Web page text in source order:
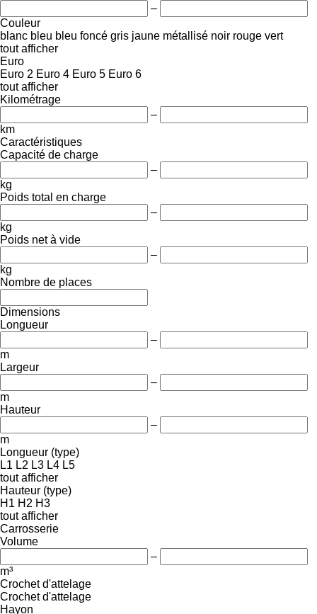
–
Couleur
blanc bleu bleu foncé gris jaune métallisé noir rouge vert
tout afficher
Euro
Euro 2 Euro 4 Euro 5 Euro 6
tout afficher
Kilométrage
–
km
Caractéristiques
Capacité de charge
–
kg
Poids total en charge
–
kg
Poids net à vide
–
kg
Nombre de places
Dimensions
Longueur
–
m
Largeur
–
m
Hauteur
–
m
Longueur (type)
L1 L2 L3 L4 L5
tout afficher
Hauteur (type)
H1 H2 H3
tout afficher
Carrosserie
Volume
–
m³
Crochet d'attelage
Crochet d'attelage
Hayon